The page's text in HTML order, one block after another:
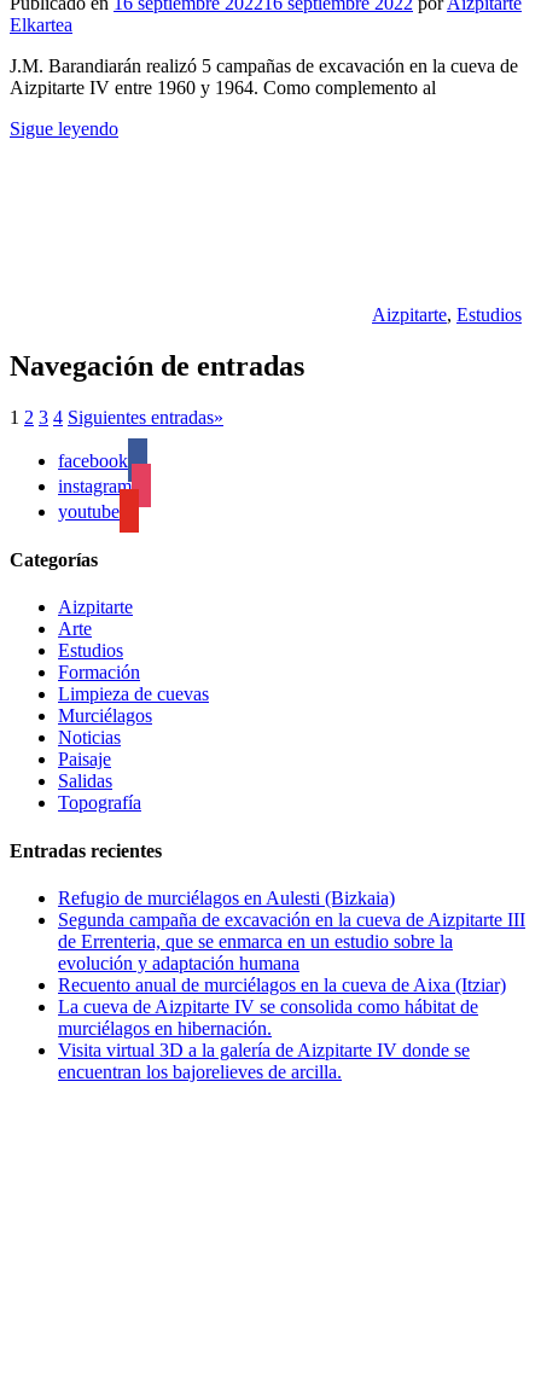
Elkartea
J.M. Barandiarán realizó 5 campañas de excavación en la cueva de
Aizpitarte IV entre 1960 y 1964. Como complemento al
Sigue leyendo
Aizpitarte, Estudios
Navegación de entradas
1 2 3 4 Siguientes entradas»
facebook
instagram
youtube
Categorías
Aizpitarte
Arte
Estudios
Formación
Limpieza de cuevas
Murciélagos
Noticias
Paisaje
Salidas
Topografía
Entradas recientes
Refugio de murciélagos en Aulesti (Bizkaia)
Segunda campaña de excavación en la cueva de Aizpitarte III
de Errenteria, que se enmarca en un estudio sobre la
evolución y adaptación humana
Recuento anual de murciélagos en la cueva de Aixa (Itziar)
La cueva de Aizpitarte IV se consolida como hábitat de
murciélagos en hibernación.
Visita virtual 3D a la galería de Aizpitarte IV donde se
encuentran los bajorelieves de arcilla.